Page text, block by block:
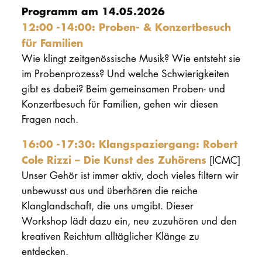
Programm am 14.05.2026
12:00 -14:00: Proben- & Konzertbesuch
für Familien
Wie klingt zeitgenössische Musik? Wie entsteht sie
im Probenprozess? Und welche Schwierigkeiten
gibt es dabei? Beim gemeinsamen Proben- und
Konzertbesuch für Familien, gehen wir diesen
Fragen nach.
16:00 -17:30: Klangspaziergang: Robert
Cole Rizzi – Die Kunst des Zuhörens [ICMC]
Unser Gehör ist immer aktiv, doch vieles filtern wir
unbewusst aus und überhören die reiche
Klanglandschaft, die uns umgibt. Dieser
Workshop lädt dazu ein, neu zuzuhören und den
kreativen Reichtum alltäglicher Klänge zu
entdecken.